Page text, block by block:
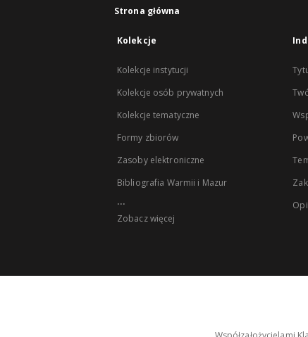
Strona główna
Kolekcje
Kolekcje instytucji
Kolekcje osób prywatnych
Kolekcje tematyczne
Formy zbiorów
Zasoby elektroniczne
Bibliografia Warmii i Mazur
...
Zobacz więcej